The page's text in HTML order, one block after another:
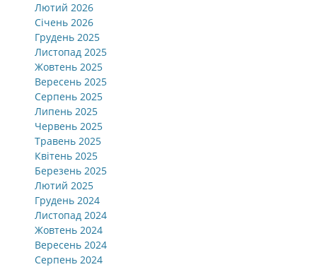
Лютий 2026
Січень 2026
Грудень 2025
Листопад 2025
Жовтень 2025
Вересень 2025
Серпень 2025
Липень 2025
Червень 2025
Травень 2025
Квітень 2025
Березень 2025
Лютий 2025
Грудень 2024
Листопад 2024
Жовтень 2024
Вересень 2024
Серпень 2024